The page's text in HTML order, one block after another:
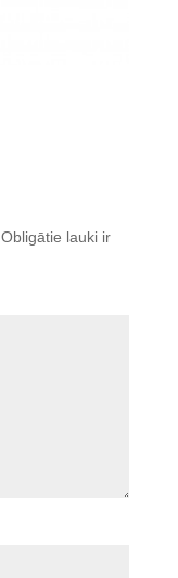
Obligātie lauki ir